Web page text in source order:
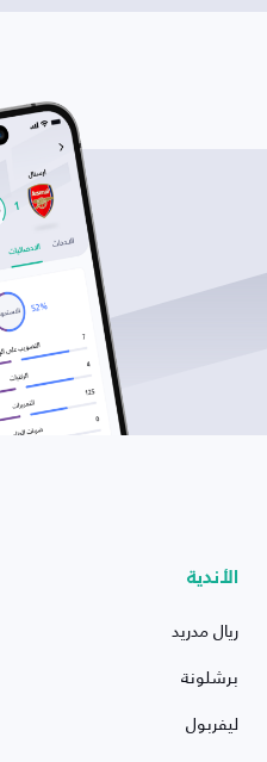
الأندية
ريال مدريد
برشلونة
ليفربول